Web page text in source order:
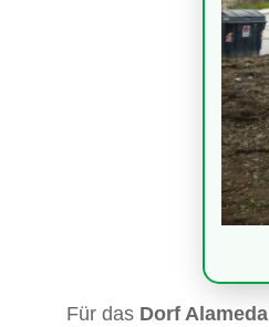
Für das Dorf Alameda